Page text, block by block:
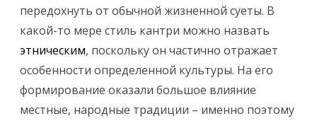
р
и
.
передохнуть от обычной жизненной суеты. В
какой-то мере стиль кантри можно назвать
этническим, поскольку он частично отражает
особенности определенной культуры. На его
формирование оказали большое влияние
местные, народные традиции – именно поэтому